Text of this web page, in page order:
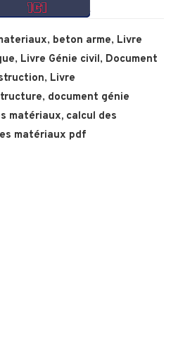
, beton arme, Livre
, Livre Génie civil, Document
, Livre
, document génie
matériaux, calcul des
matériaux pdf